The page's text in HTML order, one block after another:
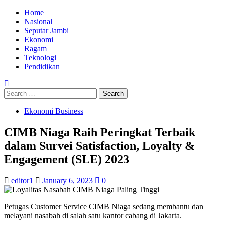
Skip
content
Primary
Menu
Home
Nasional
Seputar Jambi
Ekonomi
Ragam
Teknologi
Pendidikan
Search
for:
Ekonomi Business
CIMB Niaga Raih Peringkat Terbaik
dalam Survei Satisfaction, Loyalty &
Engagement (SLE) 2023
editor1 January 6, 2023 0
Petugas Customer Service CIMB Niaga sedang membantu dan
melayani nasabah di salah satu kantor cabang di Jakarta.